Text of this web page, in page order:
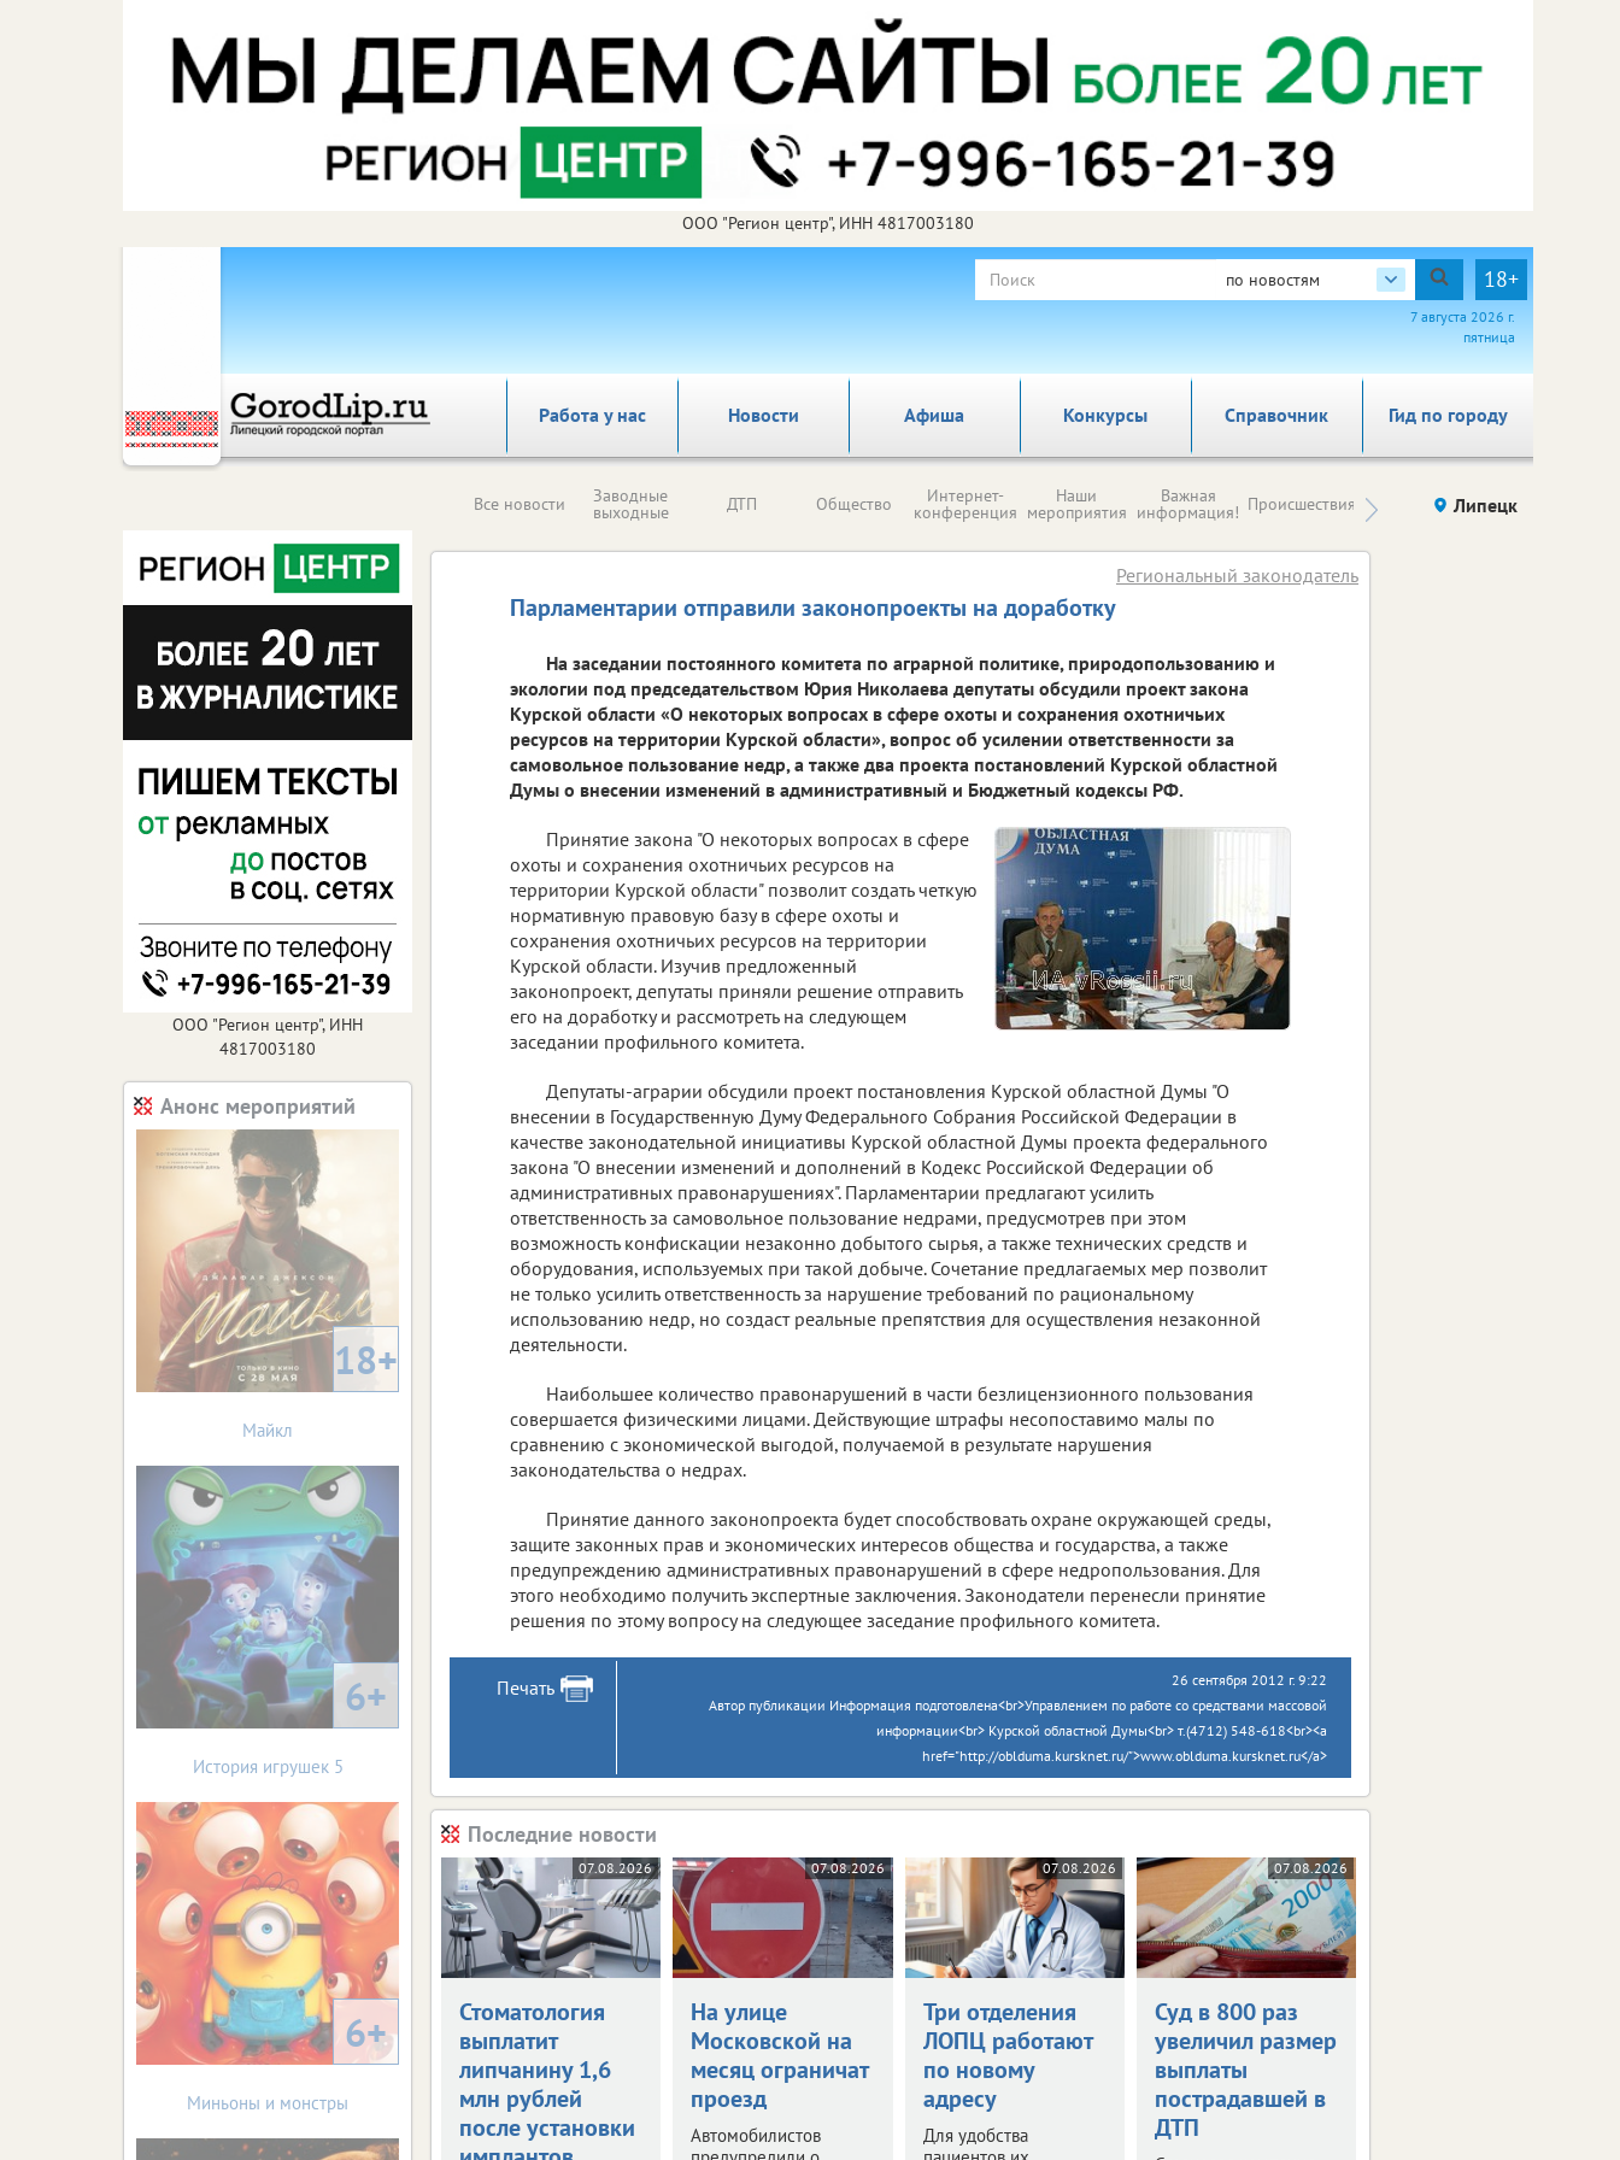
ООО "Регион центр", ИНН 4817003180
по новостям 18+
7 августа 2026 г.
пятница
Работа у нас Новости Афиша Справочник Гид по городу
Конкурсы
Все новости Заводные
выходные ДТП Общество Интернет-
конференция
Наши
мероприятия
Важная
информация! Происшествия Здоровье компаний (на
правах
Липецк
Парламентарии отправили законопроекты на доработку
Региональный законодатель
На заседании постоянного комитета по аграрной политике, природопользованию и
экологии под председательством Юрия Николаева депутаты обсудили проект закона
Курской области «О некоторых вопросах в сфере охоты и сохранения охотничьих
ресурсов на территории Курской области», вопрос об усилении ответственности за
самовольное пользование недр, а также два проекта постановлений Курской областной
Думы о внесении изменений в административный и Бюджетный кодексы РФ.
Принятие закона "О некоторых вопросах в сфере
охоты и сохранения охотничьих ресурсов на
территории Курской области" позволит создать четкую
нормативную правовую базу в сфере охоты и
сохранения охотничьих ресурсов на территории
Курской области. Изучив предложенный
законопроект, депутаты приняли решение отправить
его на доработку и рассмотреть на следующем
заседании профильного комитета.
Депутаты-аграрии обсудили проект постановления Курской областной Думы "О
внесении в Государственную Думу Федерального Собрания Российской Федерации в
качестве законодательной инициативы Курской областной Думы проекта федерального
закона "О внесении изменений и дополнений в Кодекс Российской Федерации об
административных правонарушениях". Парламентарии предлагают усилить
ответственность за самовольное пользование недрами, предусмотрев при этом
возможность конфискации незаконно добытого сырья, а также технических средств и
оборудования, используемых при такой добыче. Сочетание предлагаемых мер позволит
не только усилить ответственность за нарушение требований по рациональному
использованию недр, но создаст реальные препятствия для осуществления незаконной
деятельности.
Наибольшее количество правонарушений в части безлицензионного пользования
совершается физическими лицами. Действующие штрафы несопоставимо малы по
сравнению с экономической выгодой, получаемой в результате нарушения
законодательства о недрах.
Принятие данного законопроекта будет способствовать охране окружающей среды,
защите законных прав и экономических интересов общества и государства, а также
предупреждению административных правонарушений в сфере недропользования. Для
этого необходимо получить экспертные заключения. Законодатели перенесли принятие
решения по этому вопросу на следующее заседание профильного комитета.
Печать
26 сентября 2012 г. 9:22
Автор публикации Информация подготовлена<br>Управлением по работе со средствами массовой
информации<br> Курской областной Думы<br> т.(4712) 548-618<br><a
href="http://oblduma.kursknet.ru/">www.oblduma.kursknet.ru</a>
Последние новости
07.08.2026
Стоматология
выплатит
липчанину 1,6
млн рублей
после установки
07.08.2026
На улице
Московской на
месяц ограничат
проезд
Автомобилистов
07.08.2026
Три отделения
ЛОПЦ работают
по новому
адресу
Для удобства
07.08.2026
Суд в 800 раз
увеличил размер
выплаты
пострадавшей в
ДТП
ООО "Регион центр", ИНН
4817003180
Анонс мероприятий
18+
Майкл
6+
История игрушек 5
6+
Миньоны и монстры